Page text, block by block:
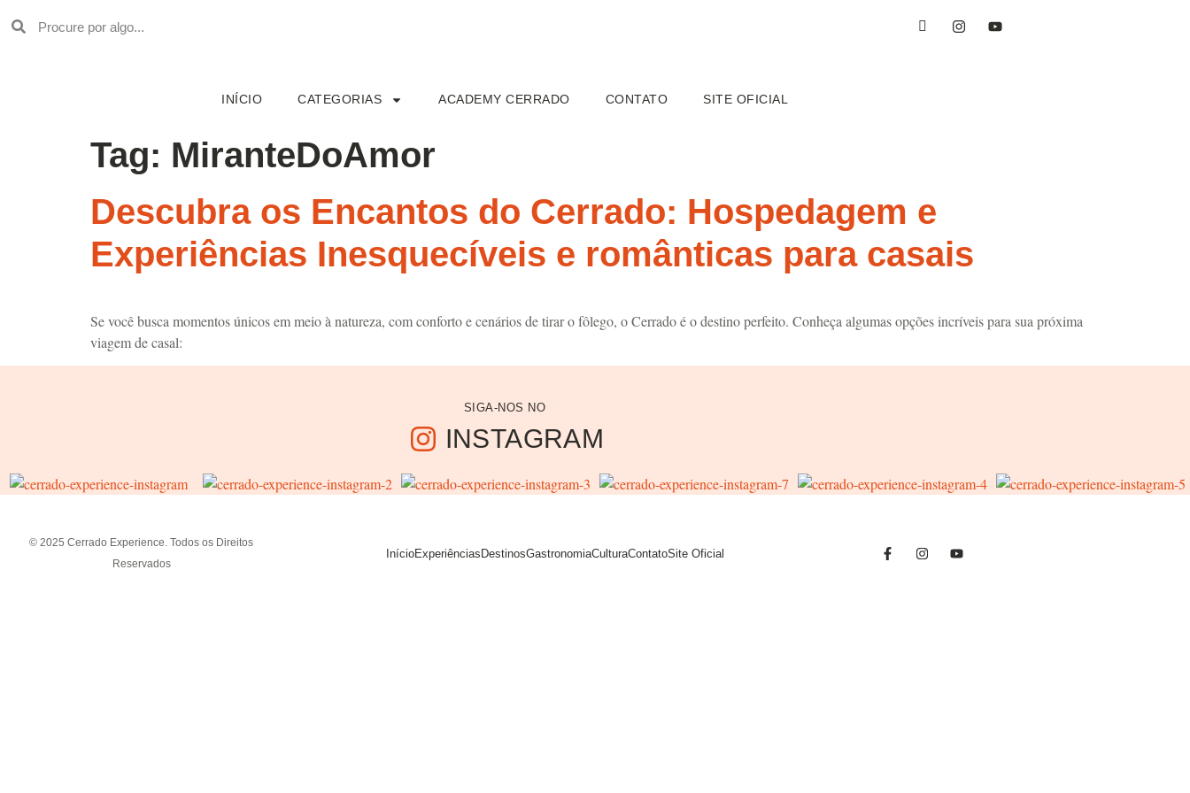
INÍCIO CATEGORIAS ACADEMY CERRADO CONTATO SITE OFICIAL
Tag: MiranteDoAmor
Descubra os Encantos do Cerrado: Hospedagem e
Experiências Inesquecíveis e românticas para casais
Se você busca momentos únicos em meio à natureza, com conforto e cenários de tirar o fôlego, o Cerrado é o destino perfeito. Conheça algumas opções incríveis para sua próxima
viagem de casal:
SIGA-NOS NO
INSTAGRAM
© 2025 Cerrado Experience. Todos os Direitos
Reservados
InícioExperiências DestinosGastronomiaCulturaContatoSite Oficial